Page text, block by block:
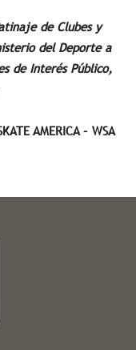
de Clubes y
del Deporte a
de Interés Público,
AMERICA – WSA